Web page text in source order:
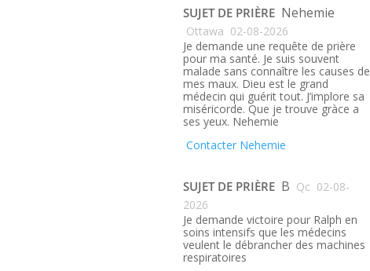
SUJET DE PRIÈRE Nehemie
Ottawa 02-08-2026
Je demande une requête de prière
pour ma santé. Je suis souvent
malade sans connaître les causes de
mes maux. Dieu est le grand
médecin qui guérit tout. J’implore sa
miséricorde. Que je trouve gràce a
ses yeux. Nehemie
Contacter Nehemie
SUJET DE PRIÈRE B Qc 02-08-
2026
Je demande victoire pour Ralph en
soins intensifs que les médecins
veulent le débrancher des machines
respiratoires